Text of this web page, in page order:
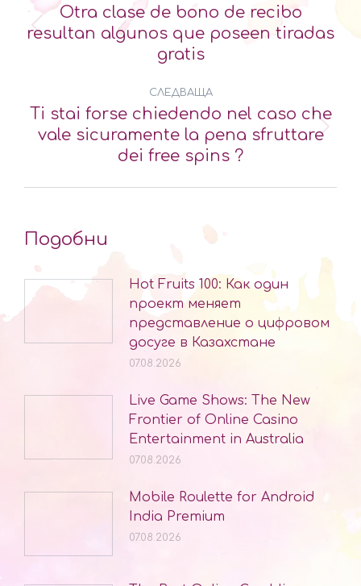
Previous
post:
Otra clase de bono de recibo
resultan algunos que poseen tiradas
gratis
СЛЕДВАЩА
Next
post:
Ti stai forse chiedendo nel caso che
vale sicuramente la pena sfruttare
dei free spins ?
Подобни
Hot Fruits 100: Как один
проект меняет
представление о цифровом
досуге в Казахстане
07.08.2026
Live Game Shows: The New
Frontier of Online Casino
Entertainment in Australia
07.08.2026
Mobile Roulette for Android
India Premium
07.08.2026